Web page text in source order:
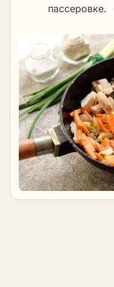
пассеровке.